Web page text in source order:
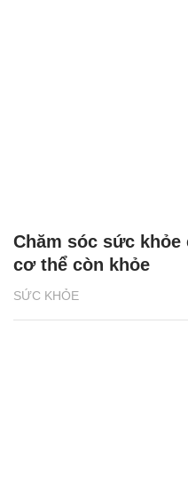
SỨC KHỎE
Chăm sóc sức
cơ thể còn khỏe